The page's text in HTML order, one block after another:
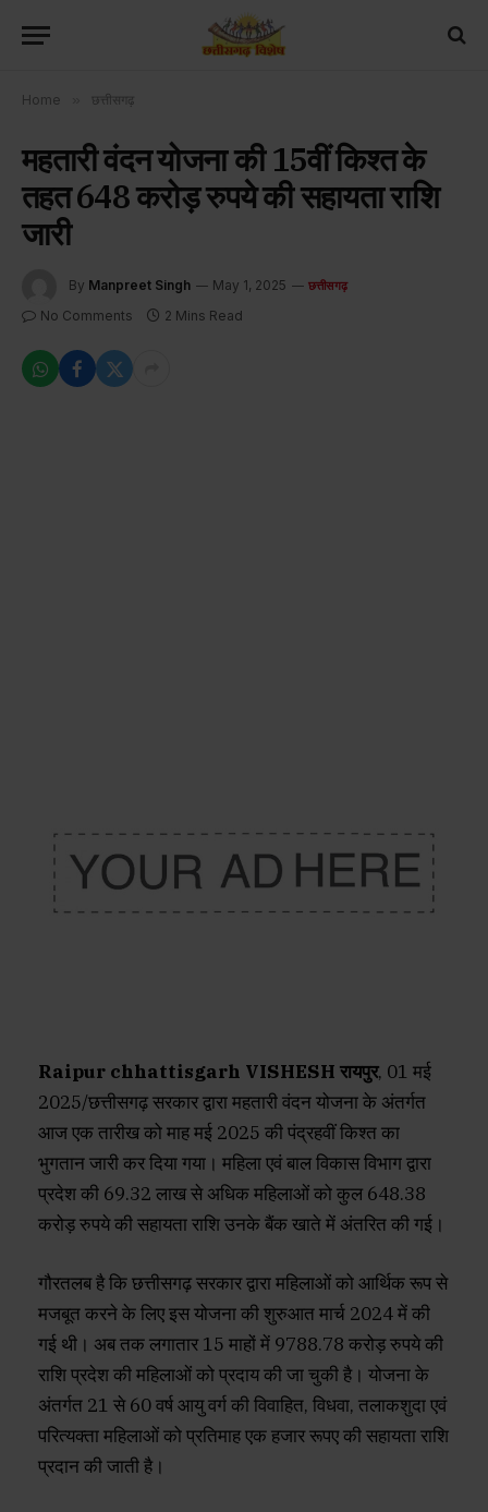
Home छत्तीसगढ़
महतारी वंदन योजना की 15वीं किश्त के
तहत 648 करोड़ रुपये की सहायता राशि
जारी
By Manpreet Singh May 1, 2025 छत्तीसगढ़
No Comments 2 Mins Read
Raipur chhattisgarh VISHESH रायपुर, 01 मई
2025/छत्तीसगढ़ सरकार द्वारा महतारी वंदन योजना के अंतर्गत
आज एक तारीख को माह मई 2025 की पंद्रहवीं किश्त का
भुगतान जारी कर दिया गया। महिला एवं बाल विकास विभाग द्वारा
प्रदेश की 69.32 लाख से अधिक महिलाओं को कुल 648.38
करोड़ रुपये की सहायता राशि उनके बैंक खाते में अंतरित की गई।
गौरतलब है कि छत्तीसगढ़ सरकार द्वारा महिलाओं को आर्थिक रूप से
मजबूत करने के लिए इस योजना की शुरुआत मार्च 2024 में की
गई थी। अब तक लगातार 15 माहों में 9788.78 करोड़ रुपये की
राशि प्रदेश की महिलाओं को प्रदाय की जा चुकी है। योजना के
अंतर्गत 21 से 60 वर्ष आयु वर्ग की विवाहित, विधवा, तलाकशुदा एवं
परित्यक्ता महिलाओं को प्रतिमाह एक हजार रूपए की सहायता राशि
प्रदान की जाती है।